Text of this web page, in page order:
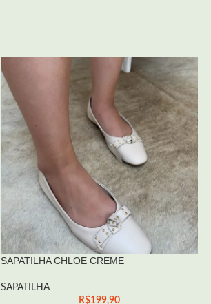
SAPATILHA CHLOE CREME
SAPATILHA
R$199,90